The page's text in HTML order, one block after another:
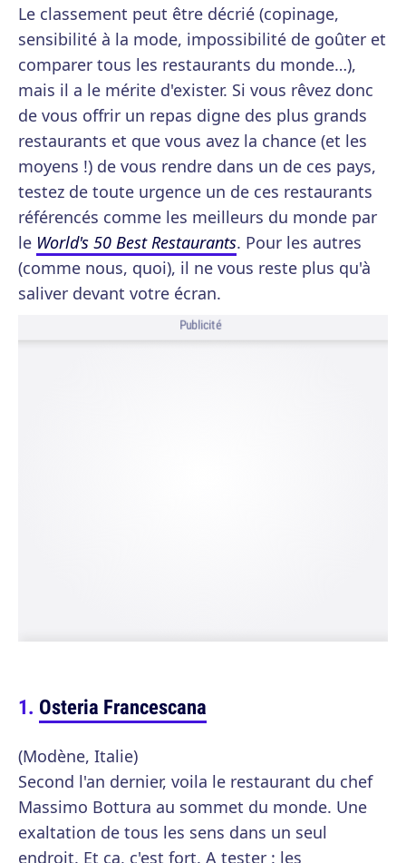
Le classement peut être décrié (copinage,
sensibilité à la mode, impossibilité de goûter et
comparer tous les restaurants du monde…),
mais il a le mérite d'exister. Si vous rêvez donc
de vous offrir un repas digne des plus grands
restaurants et que vous avez la chance (et les
moyens !) de vous rendre dans un de ces pays,
testez de toute urgence un de ces restaurants
référencés comme les meilleurs du monde par
le World's 50 Best Restaurants. Pour les autres
(comme nous, quoi), il ne vous reste plus qu'à
saliver devant votre écran.
Publicité
Osteria Francescana
(Modène, Italie)
Second l'an dernier, voila le restaurant du chef
Massimo Bottura au sommet du monde. Une
exaltation de tous les sens dans un seul
endroit. Et ça, c'est fort. A tester : les